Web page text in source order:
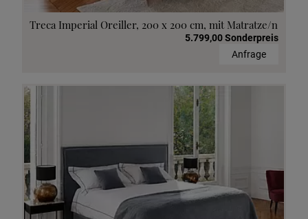
Treca Imperial Oreiller, 200 x 200 cm, mit Matratze/n
5.799,00 Sonderpreis
Anfrage